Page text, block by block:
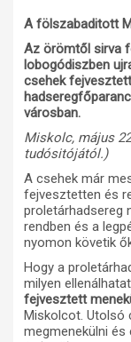
A fölszabaditott
Az örömtől sirva
lobogódiszben
csehek
városban.
Miskolc, május
tudósitójától.)
A csehek már
fejvesztetten és
proletárhadsereg
rendben és a
nyomon követik
Hogy a
milyen
fejvesztett
Miskolcot. Utolsó
megmenekülni és